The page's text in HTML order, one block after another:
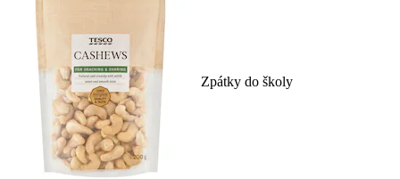
Zpátky do školy